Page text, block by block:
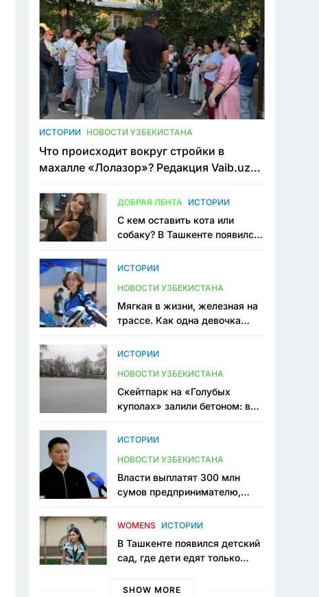
ИСТОРИИ НОВОСТИ УЗБЕКИСТАНА
Что происходит вокруг стройки в
махалле «Лолазор»? Редакция Vaib.uz
конфликта
ДОБРАЯ ЛЕНТА ИСТОРИИ
С кем оставить кота или
собаку? В Ташкенте появился
ИСТОРИИ
НОВОСТИ УЗБЕКИСТАНА
Мягкая в жизни, железная на
трассе. Как одна девочка
Узбекистане
ИСТОРИИ
НОВОСТИ УЗБЕКИСТАНА
Скейтпарк на «Голубых
куполах» залили бетоном: в
одно общественное
ИСТОРИИ
НОВОСТИ УЗБЕКИСТАНА
Власти выплатят 300 млн
сумов предпринимателю,
тюрьме по незаконному
WOMENS ИСТОРИИ
В Ташкенте появился детский
сад, где дети едят только
мама, которая устала просить
SHOW MORE